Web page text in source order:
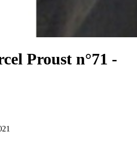
Proust n°71 -